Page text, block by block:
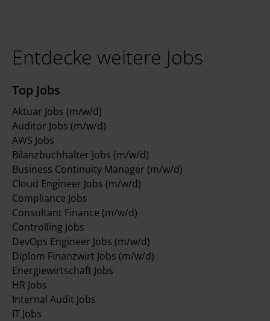
Entdecke weitere Jobs
Top Jobs
Aktuar Jobs (m/w/d)
Auditor Jobs (m/w/d)
AWS Jobs
Bilanzbuchhalter Jobs (m/w/d)
Business Continuity Manager (m/w/d)
Cloud Engineer Jobs (m/w/d)
Compliance Jobs
Consultant Finance (m/w/d)
Controlling Jobs
DevOps Engineer Jobs (m/w/d)
Diplom Finanzwirt Jobs (m/w/d)
Energiewirtschaft Jobs
HR Jobs
Internal Audit Jobs
IT Jobs